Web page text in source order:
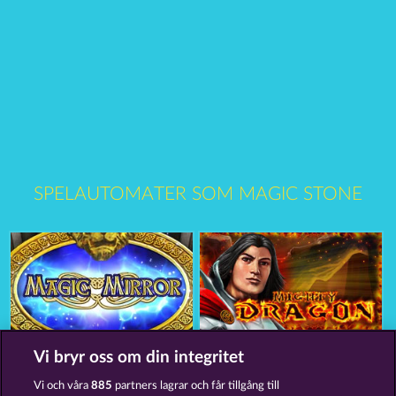
SPELAUTOMATER SOM MAGIC STONE
Magic Mirror
Vi bryr oss om din integritet
Vi och våra885 partners lagrar och får tillgång till